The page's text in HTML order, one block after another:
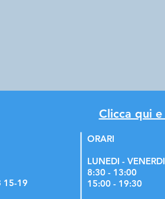
Clicca qui
15-19
ORARI
LUNEDI - VENERDI
8:30 - 13:00
15:00 - 19:30